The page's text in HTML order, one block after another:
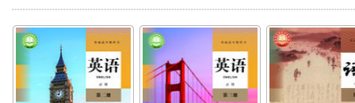
治(部编版)
版)